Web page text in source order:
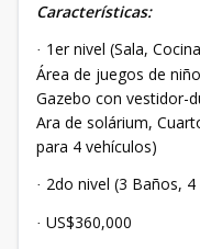
Características:
· 1er nivel (Sala,
Área de juegos de
Gazebo con vestidor-
Ara de solárium,
para 4 vehículos)
· 2do nivel (3 Baños,
· US$360,000